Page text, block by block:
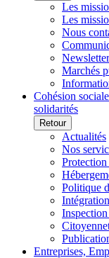
Les
Les
Nous
Marchés
Cohésion
solidarités
Retour
Actualités
Nos
Politique
Entreprises,